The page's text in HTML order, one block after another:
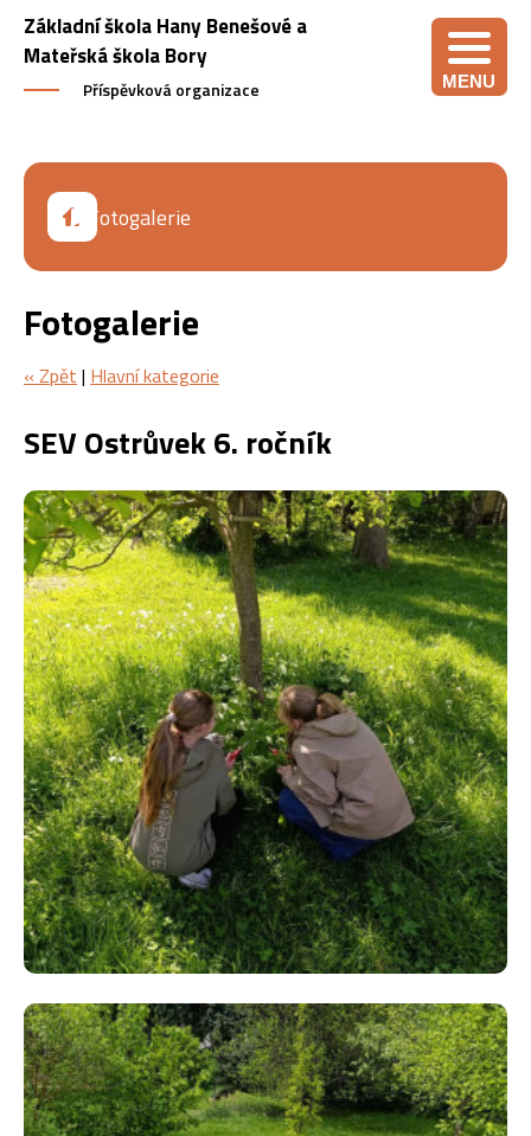
Základní škola Hany Benešové a
Mateřská škola Bory
Příspěvková organizace MENU
Fotogalerie
Fotogalerie
« Zpět | Hlavní kategorie
SEV Ostrůvek 6. ročník